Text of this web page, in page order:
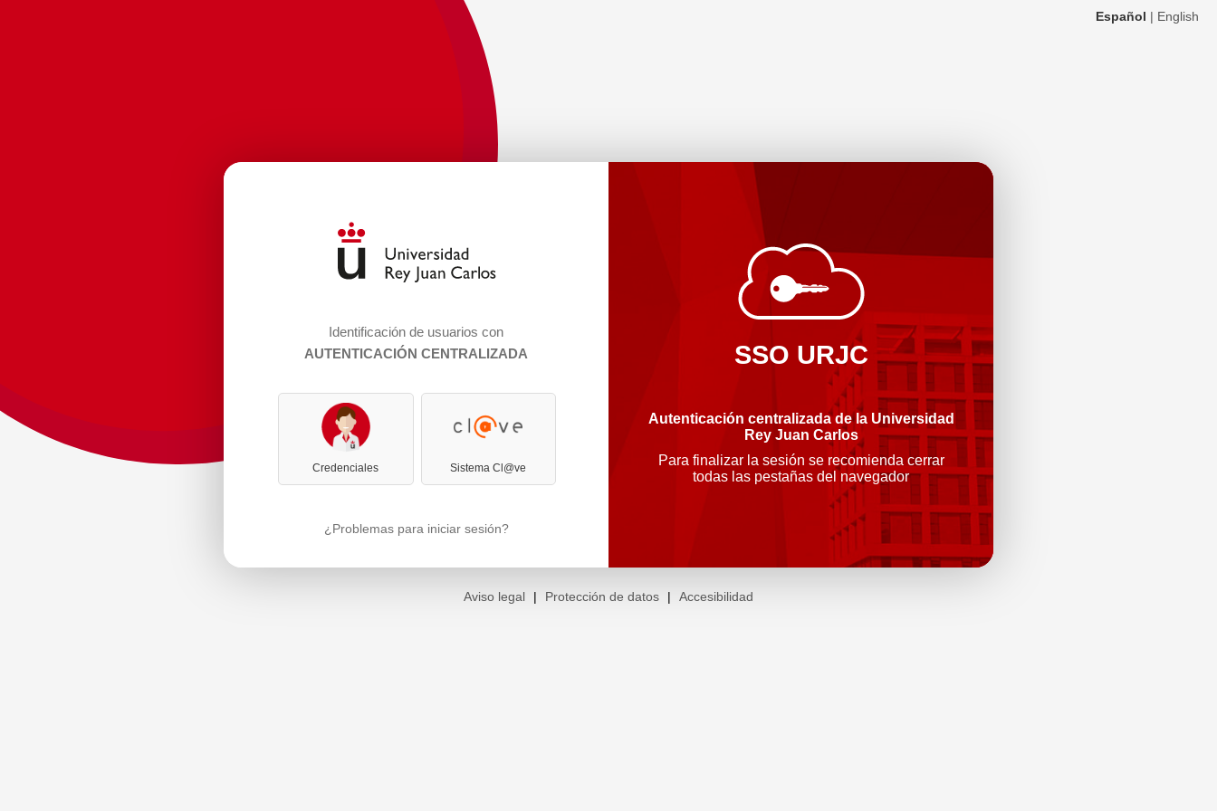
Español | English
Identificación de usuarios con
AUTENTICACIÓN CENTRALIZADA
Credenciales Sistema Cl@ve
¿Problemas para iniciar sesión?
SSO URJC
Autenticación centralizada de la Universidad
Rey Juan Carlos
Para finalizar la sesión se recomienda cerrar
todas las pestañas del navegador
Aviso legal | Protección de datos | Accesibilidad